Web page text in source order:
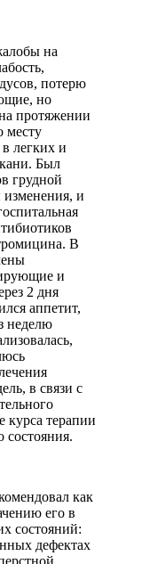
на
потерю
но
протяжении
месту
легких и
Был
грудной
и
В
и
2 дня
аппетит,
неделю
в связи с
курса терапии
как
его в
состояний:
дефектах